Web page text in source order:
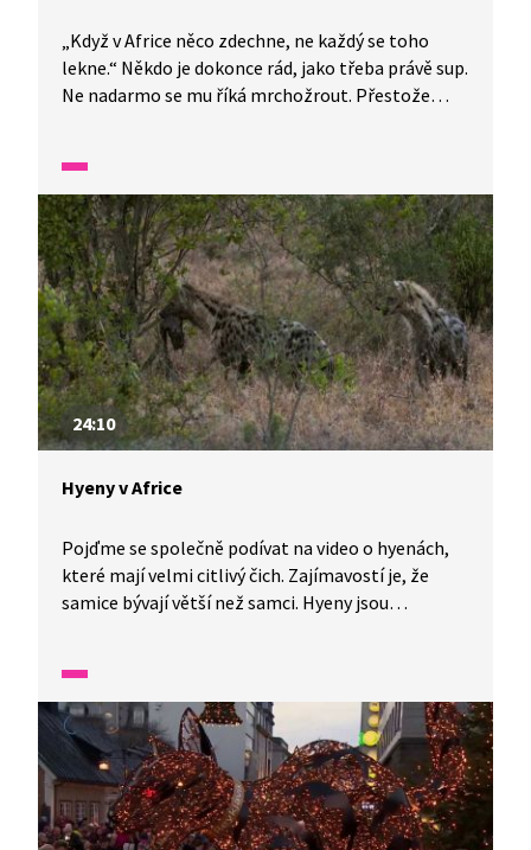
„Když v Africe něco zdechne, ne každý se toho
lekne.“ Někdo je dokonce rád, jako třeba právě sup.
Ne nadarmo se mu říká mrchožrout. Přestože
Pouze si počká na zbytky. Africká příroda je
fascinující organismus. Druhý největší a zároveň
nejteplejší kontinent světa. Proto se neváhejte
vydat za dalším dobrodružstvím právě sem.
24:10
Hyeny v Africe
Pojďme se společně podívat na video o hyenách,
které mají velmi citlivý čich. Zajímavostí je, že
samice bývají větší než samci. Hyeny jsou
sežrat mršiny buvola dříve, než se zkazí. Jsou
statečné a v Africe jsou vnímané jako magická
zvířata.